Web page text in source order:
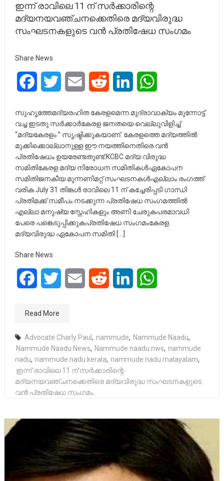
ഇന്ന് രാവിലെ 11 ന് സർക്കാരിന്റെ
മദ്യനയവഞ്ചനക്കെതിരെ മദ്യവിരുദ്ധ
സംഘടനകളുടെ വൻ പ്രതിഷേധ സംഗമം
Share News
FacebookTwitter Email Reddit LinkedIn
സുഹൃത്തേമദ്യരഹിത കേരളമെന്ന മുദ്രാവാക്യം മുന്നോട്ട്
വച്ച ഇടതു സർക്കാർകേരള ജനതയെ വെല്ലുവിളിച്ച്
“മദ്യകേരളം ” സൃഷ്ടിക്കുകയാണ്. കേരളത്തെ മദ്യത്തിൽ
മുക്കിക്കൊല്ലാനുള്ള ഈ നയത്തിനെതിരെ വൻ
പ്രതിഷേധം ഉയരേണ്ടതുണ്ട്.KCBC മദ്യ വിരുദ്ധ
സമിതികേരള മദ്യ നിരോധന സമിതികൾഏകോപന
സമിതിജനകീയ മുന്നണിമറ്റ് സംഘടനകൾഎല്ലാം രംഗത്ത്
വരിക July 31 തിങ്കൾ രാവിലെ 11 ന് കച്ചേരിപ്പടി ഗാന്ധി
പ്രതിമക്ക് സമീപം നടക്കുന്ന പ്രതിഷേധ സംഗമത്തിൽ
എല്ലാ മനുഷ്യ സ്നേഹികളും അണി ചേരുകപരമാവധി
പേരെ പങ്കെടുപ്പിക്കുകപ്രതിഷേധ സംഗമംകേരള
മദ്യവിരുദ്ധ ഏകോപന സമിതി […]
Share News
FacebookTwitter Email Reddit LinkedIn
Read More
Advocate Charly Paul, nammude, Nammude Naadu,
Nammude Naadu News, Nammude naadu nws, nammude
nadu, nammude nadu kerala, nammude nadu malayalam,
ഇന്ന് രാവിലെ 11 ന് സർക്കാരിന്റെ
മദ്യനയവഞ്ചനക്കെതിരെ മദ്യവിരുദ്ധ സംഘടനകളുടെ
വൻ പ്രതിഷേധ സംഗമം